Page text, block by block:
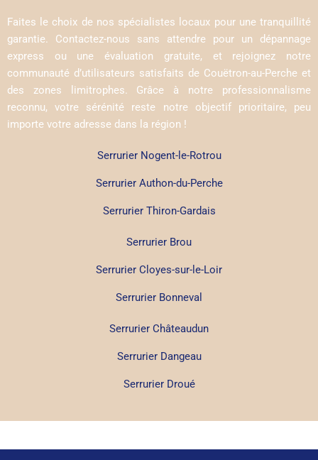
Faites le choix de nos spécialistes locaux pour une tranquillité
garantie. Contactez-nous sans attendre pour un dépannage
express ou une évaluation gratuite, et rejoignez notre
communauté d’utilisateurs satisfaits de Couëtron-au-Perche et
des zones limitrophes. Grâce à notre professionnalisme
reconnu, votre sérénité reste notre objectif prioritaire, peu
importe votre adresse dans la région !
Serrurier Nogent-le-Rotrou
Serrurier Authon-du-Perche
Serrurier Thiron-Gardais
Serrurier Brou
Serrurier Cloyes-sur-le-Loir
Serrurier Bonneval
Serrurier Châteaudun
Serrurier Dangeau
Serrurier Droué